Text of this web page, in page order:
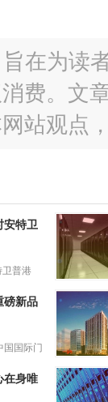
在为读
费。文
站观点
安特卫
卫普港
太和华美
杨哲：当
国内生物
展最好
磅新品
国际门
消息称
试AI聊天
在身唯